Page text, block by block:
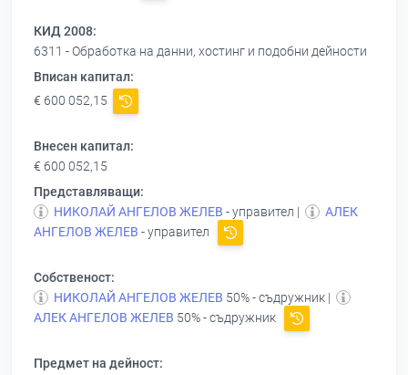
КИД 2008:
6311 - Обработка на данни, хостинг и подобни дейности
Вписан капитал:
€ 600 052,15
Внесен капитал:
€ 600 052,15
Представляващи:
НИКОЛАЙ АНГЕЛОВ ЖЕЛЕВ - управител |
АЛЕК
АНГЕЛОВ ЖЕЛЕВ - управител
Собственост:
НИКОЛАЙ АНГЕЛОВ ЖЕЛЕВ 50% - съдружник |
АЛЕК АНГЕЛОВ ЖЕЛЕВ 50% - съдружник
Предмет на дейност: